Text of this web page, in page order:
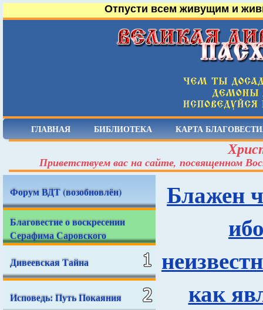
Отпусти всем живущим и
ГЛАВНАЯ БИБЛИОТЕКА КАРТА
Приветствуем вас на сайте, посвященном
Форум ВДТ (возобновлён)
Благовестие о воскресении
Серафима Саровского
Дивеевская Тайна
Исповедь: Путь Покаяния
Блажен
как